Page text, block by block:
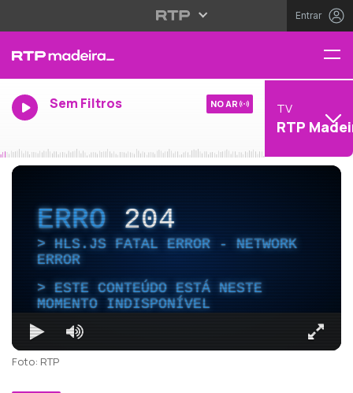
Entrar
Sem Filtros NO AR TV
RTP
ERRO204
HLS.JS FATAL ERROR - NETWORK
ERROR
ESTE CONTEÚDO ESTÁ NESTE
MOMENTO INDISPONÍVEL
Foto: RTP